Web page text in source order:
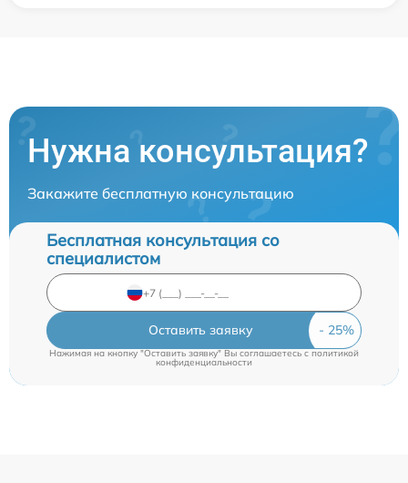
Нужна консультация?
Закажите бесплатную консультацию
Бесплатная консультация со
специалистом
Оставить заявку
Нажимая на кнопку "Оставить заявку" Вы соглашаетесь c политикой
конфиденциальности